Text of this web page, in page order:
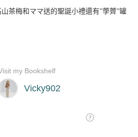
茶梅和ママ送的聖誕小禮還有”荸薺”罐